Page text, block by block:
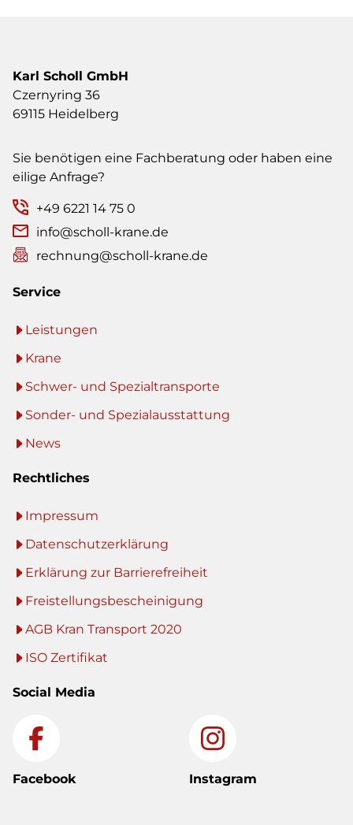
Karl Scholl GmbH
Czernyring 36
69115 Heidelberg
Sie benötigen eine Fachberatung oder haben eine
eilige Anfrage?
+49 6221 14 75 0
info@scholl-krane.de
rechnung@scholl-krane.de
Service
Leistungen
Krane
Schwer- und Spezialtransporte
Sonder- und Spezialausstattung
News
Rechtliches
Impressum
Datenschutzerklärung
Erklärung zur Barrierefreiheit
Freistellungsbescheinigung
AGB Kran Transport 2020
ISO Zertifikat
Social Media
Facebook Instagram